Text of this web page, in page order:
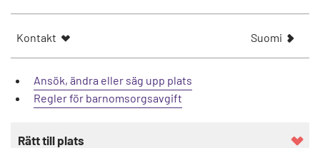
Kontakt
N
y
Suomi
Ansök, ändra eller säg upp plats
Regler för barnomsorgsavgift
Rätt till plats